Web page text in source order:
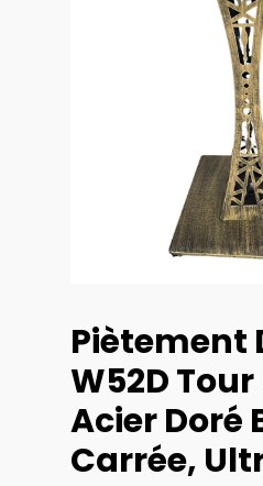
Piètement
W52D Tour
Acier Doré
Carrée,